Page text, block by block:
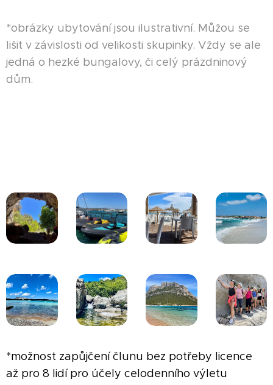
*obrázky ubytování jsou ilustrativní. Můžou se
lišit v závislosti od velikosti skupinky. Vždy se ale
jedná o hezké bungalovy, či celý prázdninový
dům.
*možnost zapůjčení člunu bez potřeby licence
až pro 8 lidí pro účely celodenního výletu